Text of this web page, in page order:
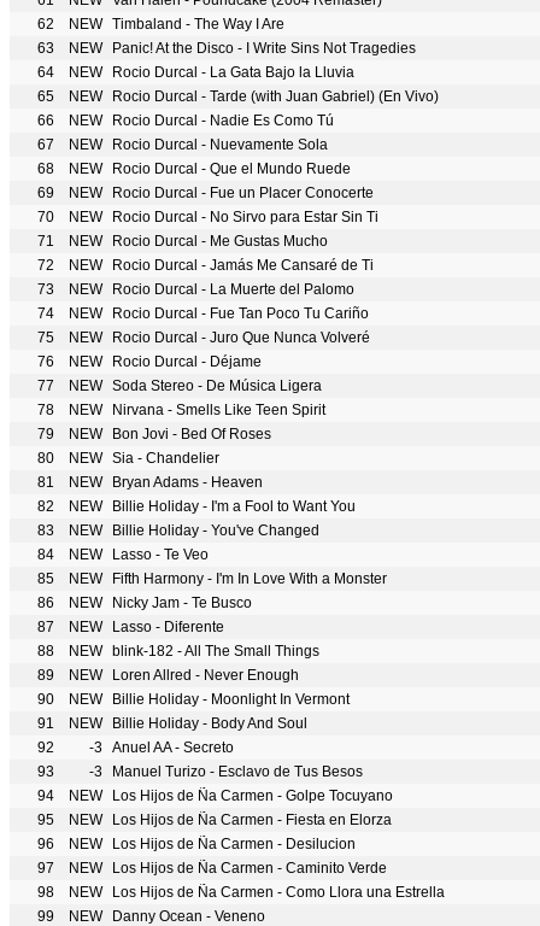
62
NEW Timbaland - The Way I Are
63
NEW
Panic! At the Disco - I Write Sins Not Tragedies
64
NEW
Rocio Durcal - La Gata Bajo la Lluvia
65
NEW
Rocio Durcal - Tarde (with Juan Gabriel) (En Vivo)
66
NEW
Rocio Durcal - Nadie Es Como Tú
67
NEW
Rocio Durcal - Nuevamente Sola
68
NEW
Rocio Durcal - Que el Mundo Ruede
69
NEW
Rocio Durcal - Fue un Placer Conocerte
70
NEW
Rocio Durcal - No Sirvo para Estar Sin Ti
71
NEW
Rocio Durcal - Me Gustas Mucho
72
NEW
Rocio Durcal - Jamás Me Cansaré de Ti
73
NEW
Rocio Durcal - La Muerte del Palomo
74
NEW
Rocio Durcal - Fue Tan Poco Tu Cariño
75
NEW
Rocio Durcal - Juro Que Nunca Volveré
76
NEW
Rocio Durcal - Déjame
77
NEW Soda Stereo - De Música Ligera
78
NEW
Nirvana - Smells Like Teen Spirit
79
NEW
Bon Jovi - Bed Of Roses
80
NEW Sia - Chandelier
81
NEW
Bryan Adams - Heaven
82
NEW
Billie Holiday - I'm a Fool to Want You
83
NEW
Billie Holiday - You've Changed
84
NEW
Lasso - Te Veo
85
NEW
Fifth Harmony - I'm In Love With a Monster
86
NEW
Nicky Jam - Te Busco
87
NEW
Lasso - Diferente
88
NEW
blink-182 - All The Small Things
89
NEW
Loren Allred - Never Enough
90
NEW
Billie Holiday - Moonlight In Vermont
91
NEW
Billie Holiday - Body And Soul
92
-3 Anuel AA - Secreto
93
-3
Manuel Turizo - Esclavo de Tus Besos
94
NEW
Los Hijos de Ña Carmen - Golpe Tocuyano
95
NEW
Los Hijos de Ña Carmen - Fiesta en Elorza
96
NEW
Los Hijos de Ña Carmen - Desilucion
97
NEW
Los Hijos de Ña Carmen - Caminito Verde
98
NEW
Los Hijos de Ña Carmen - Como Llora una Estrella
99
NEW Danny Ocean - Veneno